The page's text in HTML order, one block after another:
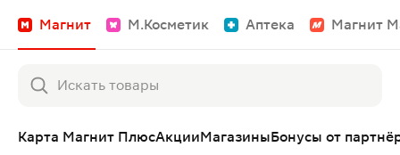
Магнит М.Косметик Аптека Магнит
Карта Магнит ПлюсАкцииМагазиныБонусы от